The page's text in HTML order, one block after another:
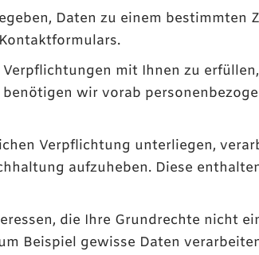
Daten zu einem bestimmten
mit Ihnen zu
wir vorab
Verpflichtung unterliegen,
aufzuheben. Diese
die Ihre Grundrechte nicht
Beispiel gewisse Daten